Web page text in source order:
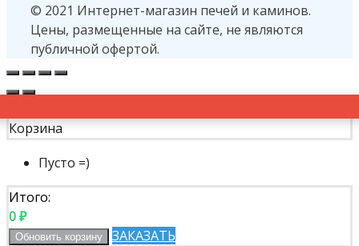
© 2021 Интернет-магазин печей и каминов.
Цены, размещенные на сайте, не являются
публичной офертой.
Корзина
Пусто =)
Итого:
0₽
Обновить корзину ЗАКАЗАТЬ